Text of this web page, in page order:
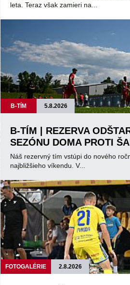
leta. Teraz však zamieri na...
B-TÍM 5.8.2026
B-TÍM | REZERVA
SEZÓNU DOMA PROTI
Náš rezervný tím vstúpi do nového
najbližšieho víkendu. V...
FOTOGALÉRIE 2.8.2026